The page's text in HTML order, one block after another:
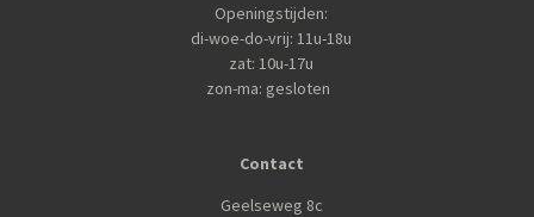
Openingstijden:
di-woe-do-vrij: 11u-18u
zat: 10u-17u
zon-ma: gesloten
Contact
Geelseweg 8c